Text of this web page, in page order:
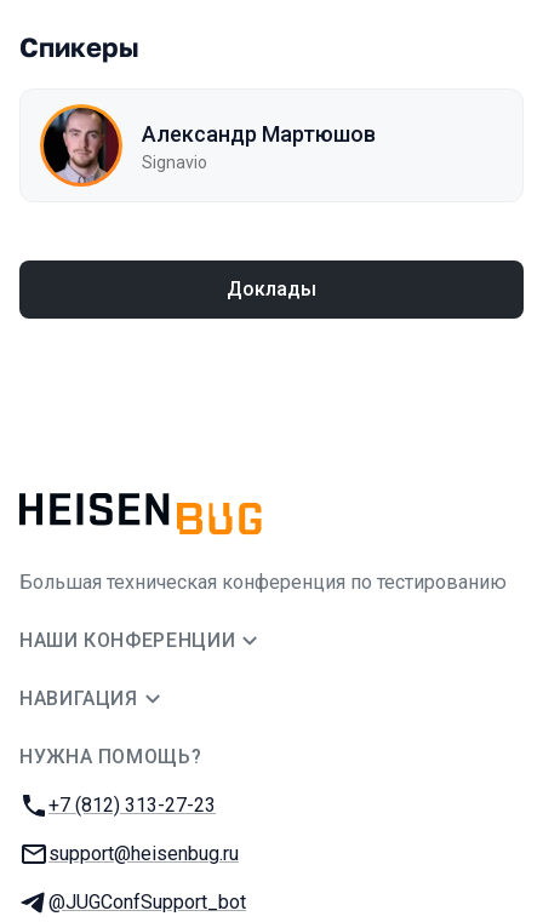
Спикеры
Александр Мартюшов
Signavio
Доклады
Большая техническая конференция по тестированию
НАШИ КОНФЕРЕНЦИИ
НАВИГАЦИЯ
НУЖНА ПОМОЩЬ?
Телефон:
+7 (812) 313-27-23
E-mail:
support@heisenbug.ru
Телеграм:
@JUGConfSupport_bot